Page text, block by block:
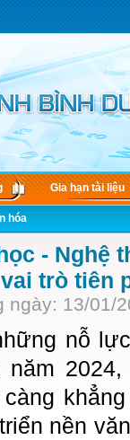
Gia hạn tài liệu
hóa
- Nghệ
trò tiên
ngày: 13/01/
nỗ
năm
càng
nền